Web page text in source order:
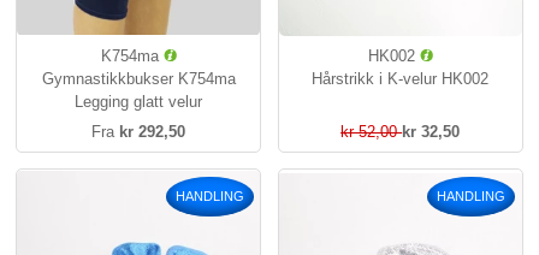
K754ma
Gymnastikkbukser K754ma
Legging glatt velur
Frakr 292,50
HK002
Hårstrikk i K-velur HK002
kr 52,00kr 32,50
HANDLING HANDLING